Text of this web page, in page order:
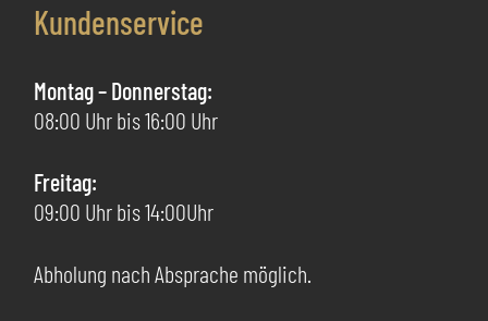
Kundenservice
Montag – Donnerstag:
08:00 Uhr bis 16:00 Uhr
Freitag:
09:00 Uhr bis 14:00Uhr
Abholung nach Absprache möglich.